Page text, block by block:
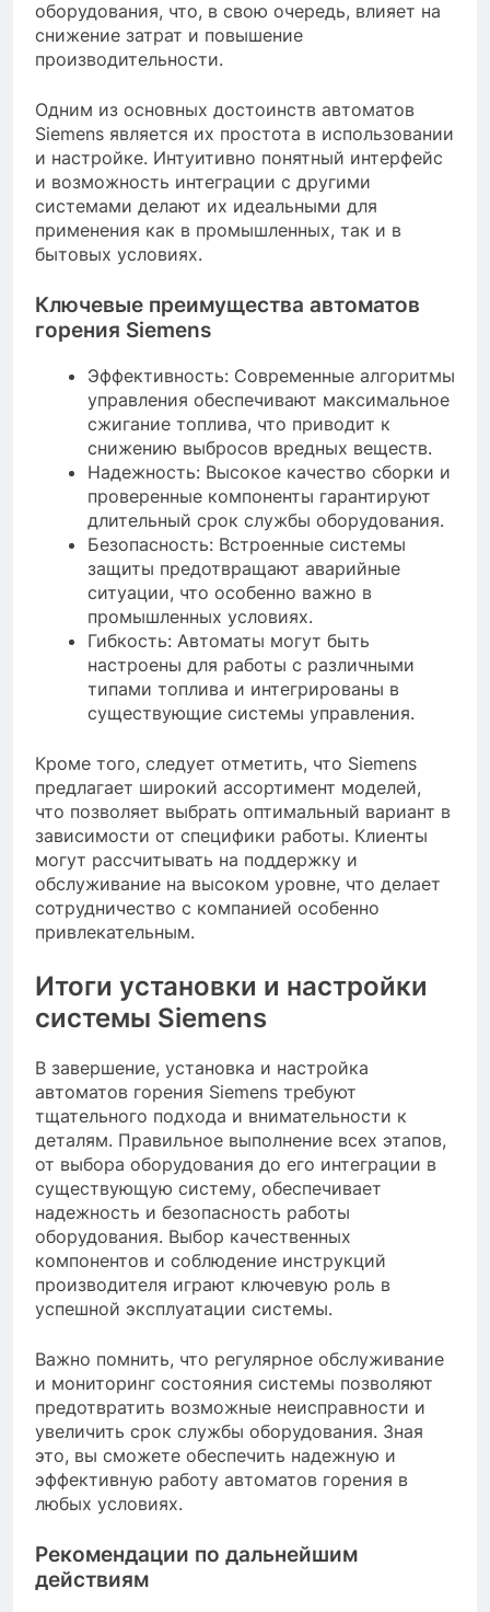
оборудования, что, в свою очередь, влияет на
снижение затрат и повышение
производительности.
Одним из основных достоинств автоматов
Siemens является их простота в использовании
и настройке. Интуитивно понятный интерфейс
и возможность интеграции с другими
системами делают их идеальными для
применения как в промышленных, так и в
бытовых условиях.
Ключевые преимущества автоматов
горения Siemens
Эффективность: Современные алгоритмы
управления обеспечивают максимальное
сжигание топлива, что приводит к
снижению выбросов вредных веществ.
Надежность: Высокое качество сборки и
проверенные компоненты гарантируют
длительный срок службы оборудования.
Безопасность: Встроенные системы
защиты предотвращают аварийные
ситуации, что особенно важно в
промышленных условиях.
Гибкость: Автоматы могут быть
настроены для работы с различными
типами топлива и интегрированы в
существующие системы управления.
Кроме того, следует отметить, что Siemens
предлагает широкий ассортимент моделей,
что позволяет выбрать оптимальный вариант в
зависимости от специфики работы. Клиенты
могут рассчитывать на поддержку и
обслуживание на высоком уровне, что делает
сотрудничество с компанией особенно
привлекательным.
Итоги установки и настройки
системы Siemens
В завершение, установка и настройка
автоматов горения Siemens требуют
тщательного подхода и внимательности к
деталям. Правильное выполнение всех этапов,
от выбора оборудования до его интеграции в
существующую систему, обеспечивает
надежность и безопасность работы
оборудования. Выбор качественных
компонентов и соблюдение инструкций
производителя играют ключевую роль в
успешной эксплуатации системы.
Важно помнить, что регулярное обслуживание
и мониторинг состояния системы позволяют
предотвратить возможные неисправности и
увеличить срок службы оборудования. Зная
это, вы сможете обеспечить надежную и
эффективную работу автоматов горения в
любых условиях.
Рекомендации по дальнейшим
действиям